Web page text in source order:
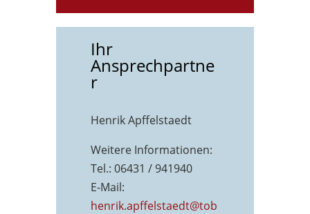
Ihr
Ansprechpartne
r
Henrik Apffelstaedt
Weitere Informationen:
Tel.: 06431 / 941940
E-Mail:
henrik.apffelstaedt@tob